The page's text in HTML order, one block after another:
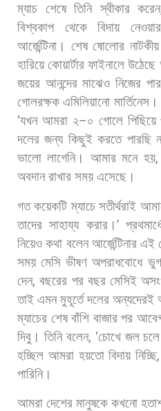
ম্যাচ শেষে তিনি স্বীকার করেন
বিশ্বকাপ
থেকে বিদায় নেওয়ার
আর্জেন্টিনা। শেষ ষোলোর নাটকীয়
হারিয়ে কোয়ার্টার ফাইনালে উঠেছে
জয়ের আনন্দের মাঝেও নিজের
গোলরক্ষক এমিলিয়ানো মার্তিনেস।
‘যখন আমরা ২–০ গোলে পিছিয়ে
দলের জন্য কিছুই করতে পারছি
ভালো লাগেনি। আমার মনে হয়
অবদান রাখার সময় এসেছে।
গত কয়েকটি ম্যাচে সতীর্থরাই
তাদের সাহায্য করার।’
নিয়েও কথা বলেন আর্জেন্টিনার এই
সময় মেসি ভীষণ অপরাধবোধে
দেন,বছরের পর বছর মেসিই
তাই এমন মুহূর্তে দলের অন্যদেরই
ম্যাচের শেষ বাঁশি বাজার পর
দিবু। তিনি বলেন, ‘চোখে জল চলে
হচ্ছিল আমরা হয়তো বিদায় নিচ্ছি,
পারিনি।
আমরা দেশের মানুষকে কখনো